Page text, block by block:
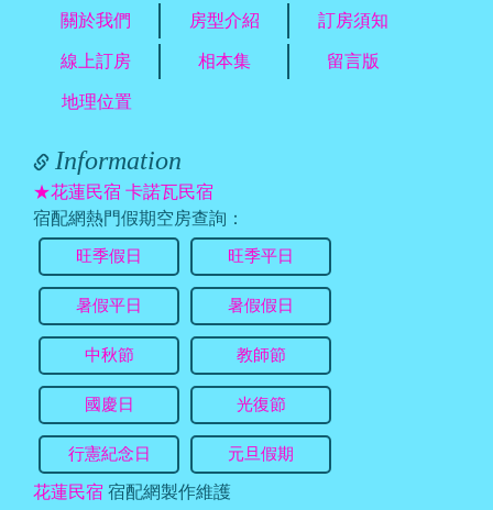
關於我們 房型介紹 訂房須知
線上訂房 相本集 留言版
地理位置
Information
★花蓮民宿 卡諾瓦民宿
宿配網熱門假期空房查詢：
旺季假日 旺季平日
暑假平日 暑假假日
中秋節 教師節
國慶日 光復節
行憲紀念日 元旦假期
花蓮民宿 宿配網製作維護